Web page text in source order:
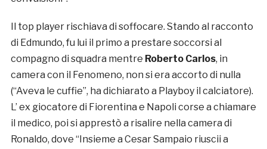
Il top player rischiava di soffocare. Stando al racconto
di Edmundo, fu lui il primo a prestare soccorsi al
compagno di squadra mentre Roberto Carlos, in
camera con il Fenomeno, non si era accorto di nulla
(“Aveva le cuffie”, ha dichiarato a Playboy il calciatore).
L’ ex giocatore di Fiorentina e Napoli corse a chiamare
il medico, poi si apprestò a risalire nella camera di
Ronaldo, dove “Insieme a Cesar Sampaio riuscii a